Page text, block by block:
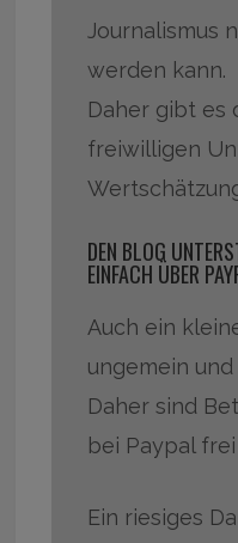
Journalismus
werden kann.
Daher gibt es
freiwilligen
DEN BLOG
EINFACH ÜBER
Auch ein
ungemein
Daher sind
bei Paypal
Ein riesiges